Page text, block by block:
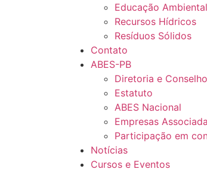
Educação Ambiental
Recursos Hídricos
Resíduos Sólidos
Contato
ABES-PB
Diretoria e
Estatuto
ABES Nacional
Empresas
Participação em
Notícias
Cursos e Eventos